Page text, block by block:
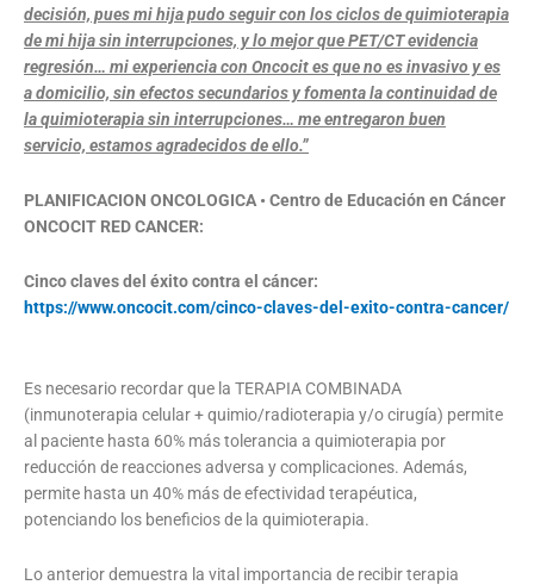
decisión, pues mi hija pudo seguir con los ciclos de quimioterapia
de mi hija sin interrupciones, y lo mejor que PET/CT evidencia
regresión… mi experiencia con Oncocit es que no es invasivo y es
a domicilio, sin efectos secundarios y fomenta la continuidad de
la quimioterapia sin interrupciones… me entregaron buen
servicio, estamos agradecidos de ello.”
PLANIFICACION ONCOLOGICA • Centro de Educación en Cáncer
ONCOCIT RED CANCER:
Cinco claves del éxito contra el cáncer:
https://www.oncocit.com/cinco-claves-del-exito-contra-cancer/
Es necesario recordar que la TERAPIA COMBINADA
(inmunoterapia celular + quimio/radioterapia y/o cirugía) permite
al paciente hasta 60% más tolerancia a quimioterapia por
reducción de reacciones adversa y complicaciones. Además,
permite hasta un 40% más de efectividad terapéutica,
potenciando los beneficios de la quimioterapia.
Lo anterior demuestra la vital importancia de recibir terapia